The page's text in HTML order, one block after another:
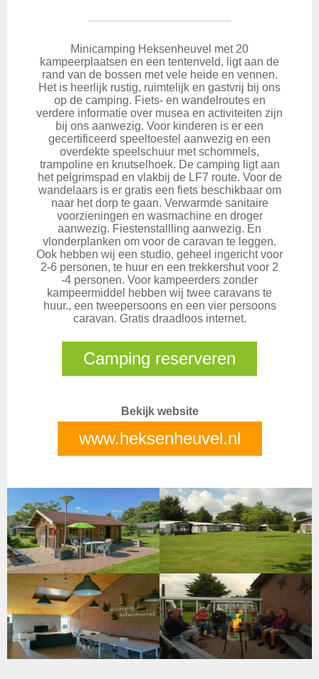
Minicamping Heksenheuvel met 20
kampeerplaatsen en een tentenveld, ligt aan de
rand van de bossen met vele heide en vennen.
Het is heerlijk rustig, ruimtelijk en gastvrij bij ons
op de camping. Fiets- en wandelroutes en
verdere informatie over musea en activiteiten zijn
bij ons aanwezig. Voor kinderen is er een
gecertificeerd speeltoestel aanwezig en een
overdekte speelschuur met schommels,
trampoline en knutselhoek. De camping ligt aan
het pelgrimspad en vlakbij de LF7 route. Voor de
wandelaars is er gratis een fiets beschikbaar om
naar het dorp te gaan. Verwarmde sanitaire
voorzieningen en wasmachine en droger
aanwezig. Fiestenstallling aanwezig. En
vlonderplanken om voor de caravan te leggen.
Ook hebben wij een studio, geheel ingericht voor
2-6 personen, te huur en een trekkershut voor 2
-4 personen. Voor kampeerders zonder
kampeermiddel hebben wij twee caravans te
huur., een tweepersoons en een vier persoons
caravan. Gratis draadloos internet.
Camping reserveren
Bekijk website
www.heksenheuvel.nl